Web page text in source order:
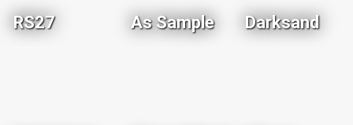
RS27 As Sample Darksand